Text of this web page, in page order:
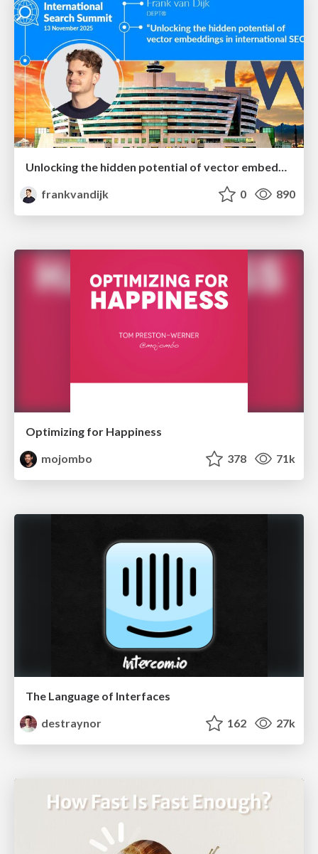
frankvandijk
0 890
Optimizing for Happiness
mojombo
378 71k
The Language of Interfaces
destraynor
162 27k